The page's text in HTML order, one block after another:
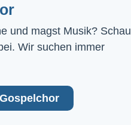
und magst Musik? Schau
Wir suchen immer